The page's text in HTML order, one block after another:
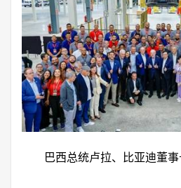
巴西总统卢拉、比亚迪董